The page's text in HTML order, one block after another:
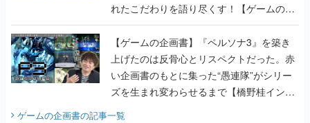
れたこだわりを語り尽くす！【ゲームの企
画書】
【ゲームの企画書】『ペルソナ3』を築き
上げたのは反骨心とリスペクトだった。赤
い企画書のもとに集った“愚連隊”がシリー
ズを生まれ変わらせるまで【橋野桂インタ
ビュー】
ゲームの企画書の記事一覧